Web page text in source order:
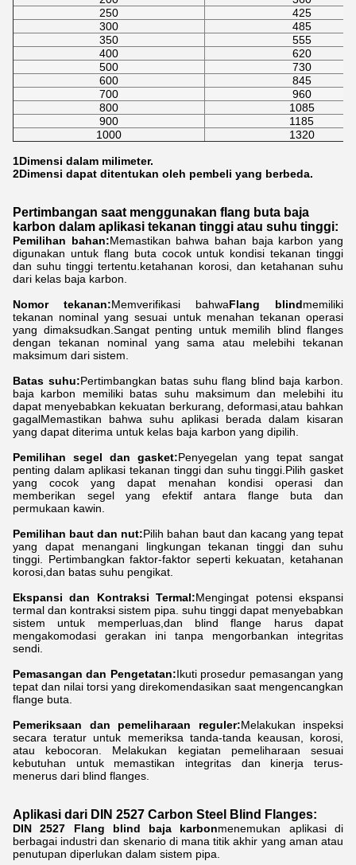
250
425
300
485
350
555
400
620
500
730
600
845
700
960
800
1085
900
1185
1000
1320
1Dimensi dalam milimeter.
2Dimensi dapat ditentukan oleh pembeli yang berbeda.
Pertimbangan saat menggunakan flang buta baja
karbon dalam aplikasi tekanan tinggi atau suhu tinggi:
Pemilihan bahan:Memastikan bahwa bahan baja karbon yang
digunakan untuk flang buta cocok untuk kondisi tekanan tinggi
dan suhu tinggi tertentu.ketahanan korosi, dan ketahanan suhu
dari kelas baja karbon.
Nomor tekanan:Memverifikasi bahwaFlang blindmemiliki
tekanan nominal yang sesuai untuk menahan tekanan operasi
yang dimaksudkan.Sangat penting untuk memilih blind flanges
dengan tekanan nominal yang sama atau melebihi tekanan
maksimum dari sistem.
Batas suhu:Pertimbangkan batas suhu flang blind baja karbon.
baja karbon memiliki batas suhu maksimum dan melebihi itu
dapat menyebabkan kekuatan berkurang, deformasi,atau bahkan
gagalMemastikan bahwa suhu aplikasi berada dalam kisaran
yang dapat diterima untuk kelas baja karbon yang dipilih.
Pemilihan segel dan gasket:Penyegelan yang tepat sangat
penting dalam aplikasi tekanan tinggi dan suhu tinggi.Pilih gasket
yang cocok yang dapat menahan kondisi operasi dan
memberikan segel yang efektif antara flange buta dan
permukaan kawin.
Pemilihan baut dan nut:Pilih bahan baut dan kacang yang tepat
yang dapat menangani lingkungan tekanan tinggi dan suhu
tinggi. Pertimbangkan faktor-faktor seperti kekuatan, ketahanan
korosi,dan batas suhu pengikat.
Ekspansi dan Kontraksi Termal:Mengingat potensi ekspansi
termal dan kontraksi sistem pipa. suhu tinggi dapat menyebabkan
sistem untuk memperluas,dan blind flange harus dapat
mengakomodasi gerakan ini tanpa mengorbankan integritas
sendi.
Pemasangan dan Pengetatan:Ikuti prosedur pemasangan yang
tepat dan nilai torsi yang direkomendasikan saat mengencangkan
flange buta.
Pemeriksaan dan pemeliharaan reguler:Melakukan inspeksi
secara teratur untuk memeriksa tanda-tanda keausan, korosi,
atau kebocoran. Melakukan kegiatan pemeliharaan sesuai
kebutuhan untuk memastikan integritas dan kinerja terus-
menerus dari blind flanges.
Aplikasi dari DIN 2527 Carbon Steel Blind Flanges:
DIN 2527 Flang blind baja karbonmenemukan aplikasi di
berbagai industri dan skenario di mana titik akhir yang aman atau
penutupan diperlukan dalam sistem pipa.